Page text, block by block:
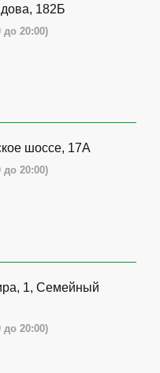
182Б
до 20:00)
шоссе, 17А
до 20:00)
1, Семейный
до 20:00)